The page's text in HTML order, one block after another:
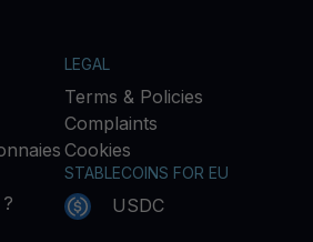
LEGAL
Terms & Policies
Complaints
Cookies
STABLECOINS FOR EU
USDC